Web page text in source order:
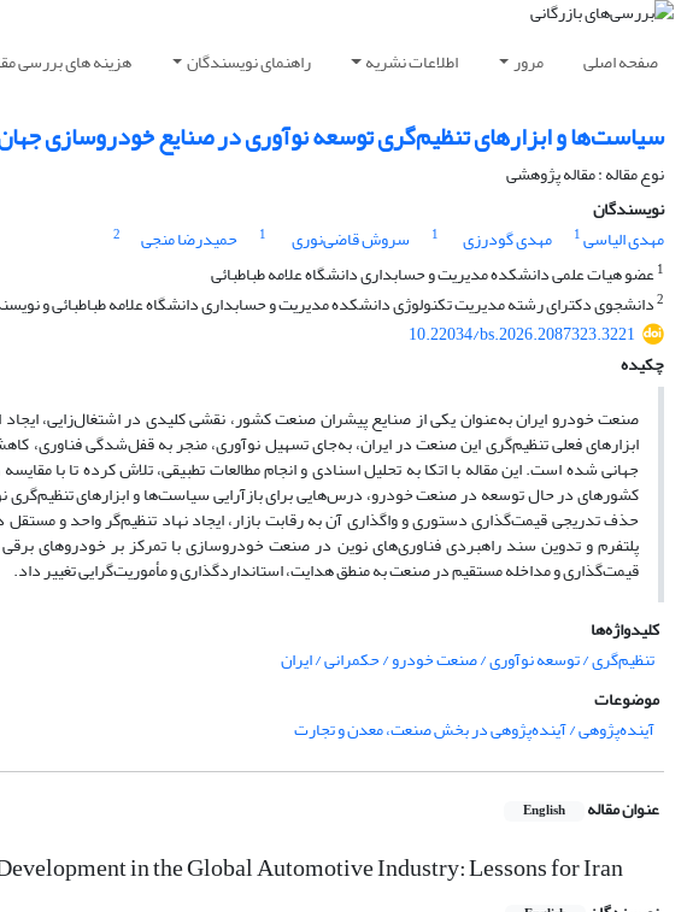
صفحه اصلی مرور اطلاعات نشریه راهنمای نویسندگان هزینه های بررسی
سیاست‌ها و ابزارهای تنظیم‌گری توسعه نوآوری در صنایع خودروسازی
نوع مقاله : مقاله پژوهشی
نویسندگان
مهدی الیاسی1 مهدی گودرزی 1 سروش قاضی‌نوری 1 حمیدرضا منجی
2
1عضو هیات علمی دانشکده مدیریت و حسابداری دانشگاه علامه طباطبائی
2دانشجوی دکترای رشته مدیریت تکنولوژی دانشکده مدیریت و حسابداری دانشگاه علامه طباطبائی و
10.22034/bs.2026.2087323.3221
چکیده
صنعت خودرو ایران بهعنوان یکی از صنایع پیشران صنعت کشور، نقشی کلیدی در اشتغالزایی،
ابزارهای فعلی تنظیمگری این صنعت در ایران، بهجای تسهیل نوآوری، منجر به قفلشدگی فناوری،
جهانی شده است. این مقاله با اتکا به تحلیل اسنادی و انجام مطالعات تطبیقی، تلاش کرده تا با
کشورهای در حال توسعه در صنعت خودرو، درسهایی برای بازآرایی سیاستها و ابزارهای تنظیمگری
حذف تدریجی قیمتگذاری دستوری و واگذاری آن به رقابت بازار، ایجاد نهاد تنظیمگر واحد و
پلتفرم و تدوین سند راهبردی فناوریهای نوین در صنعت خودروسازی با تمرکز بر خودروهای برقی
قیمتگذاری و مداخله مستقیم در صنعت به منطق هدایت، استانداردگذاری و مأموریتگرایی تغییر داد.
کلیدواژه‌ها
تنظیم‌گری / توسعه نوآوری / صنعت خودرو / حکمرانی / ایران
موضوعات
آینده‌پژوهی / آینده‌پژوهی در بخش صنعت، معدن و تجارت
عنوان مقاله English
in the Global Automotive Industry: Lessons for Iran